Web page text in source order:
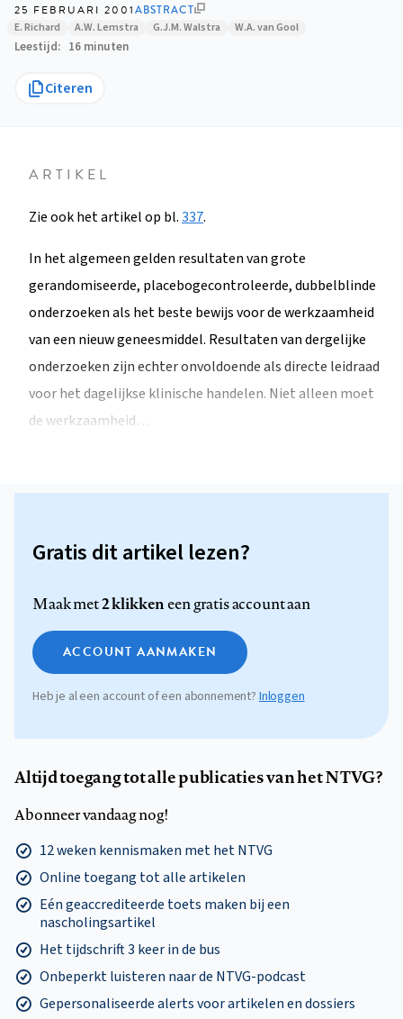
25 FEBRUARI 2001ABSTRACT
E. Richard
A.W. Lemstra G.J.M. Walstra W.A. van Gool
Leestijd 16 minuten
Citeren
ARTIKEL
Zie ook het artikel op bl.337.
In het algemeen gelden resultaten van grote
gerandomiseerde, placebogecontroleerde, dubbelblinde
onderzoeken als het beste bewijs voor de werkzaamheid
van een nieuw geneesmiddel. Resultaten van dergelijke
onderzoeken zijn echter onvoldoende als directe leidraad
voor het dagelijkse klinische handelen. Niet alleen moet
de werkzaamheid…
Gratis dit artikel lezen?
Maak met2 klikkeneen gratis account aan
ACCOUNT AANMAKEN
Heb je al een account of een abonnement? Inloggen
Altijd toegang tot alle publicaties van het NTVG?
Abonneer vandaag nog!
12 weken kennismaken met het NTVG
Online toegang tot alle artikelen
Eén geaccrediteerde toets maken bij een
nascholingsartikel
Het tijdschrift 3 keer in de bus
Onbeperkt luisteren naar de NTVG-podcast
Gepersonaliseerde alerts voor artikelen en dossiers